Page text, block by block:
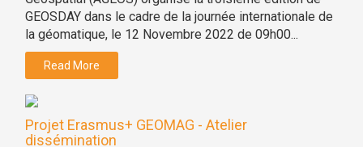
GEOSDAY dans le cadre de la journée internationale de
la géomatique, le 12 Novembre 2022 de 09h00...
Read More
Projet Erasmus+ GEOMAG - Atelier
dissémination